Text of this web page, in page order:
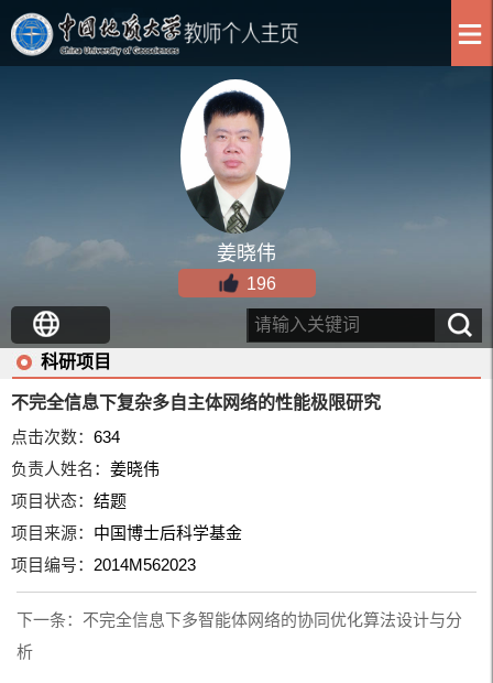
姜晓伟
196
科研项目
不完全信息下复杂多自主体网络的性能极限研究
点击次数：634
负责人姓名：姜晓伟
项目状态：结题
项目来源： 中国博士后科学基金
项目编号： 2014M562023
下一条： 不完全信息下多智能体网络的协同优化算法设计与分
析